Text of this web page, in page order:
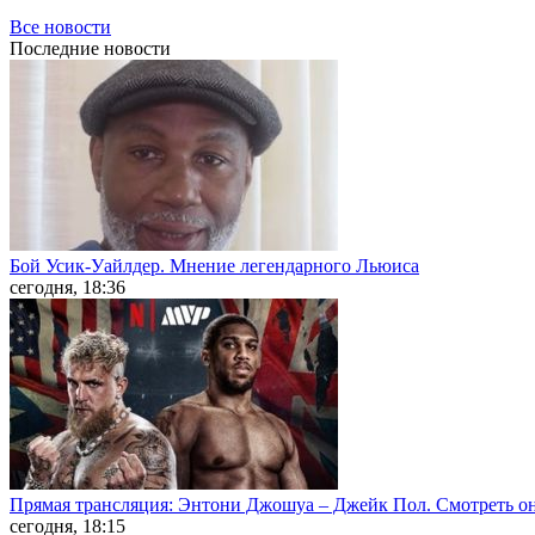
Все новости
Последние новости
Бой Усик-Уайлдер. Мнение легендарного Льюиса
сегодня, 18:36
Прямая трансляция: Энтони Джошуа – Джейк Пол. Смотреть
сегодня, 18:15